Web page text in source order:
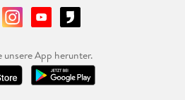
unsere App herunter.